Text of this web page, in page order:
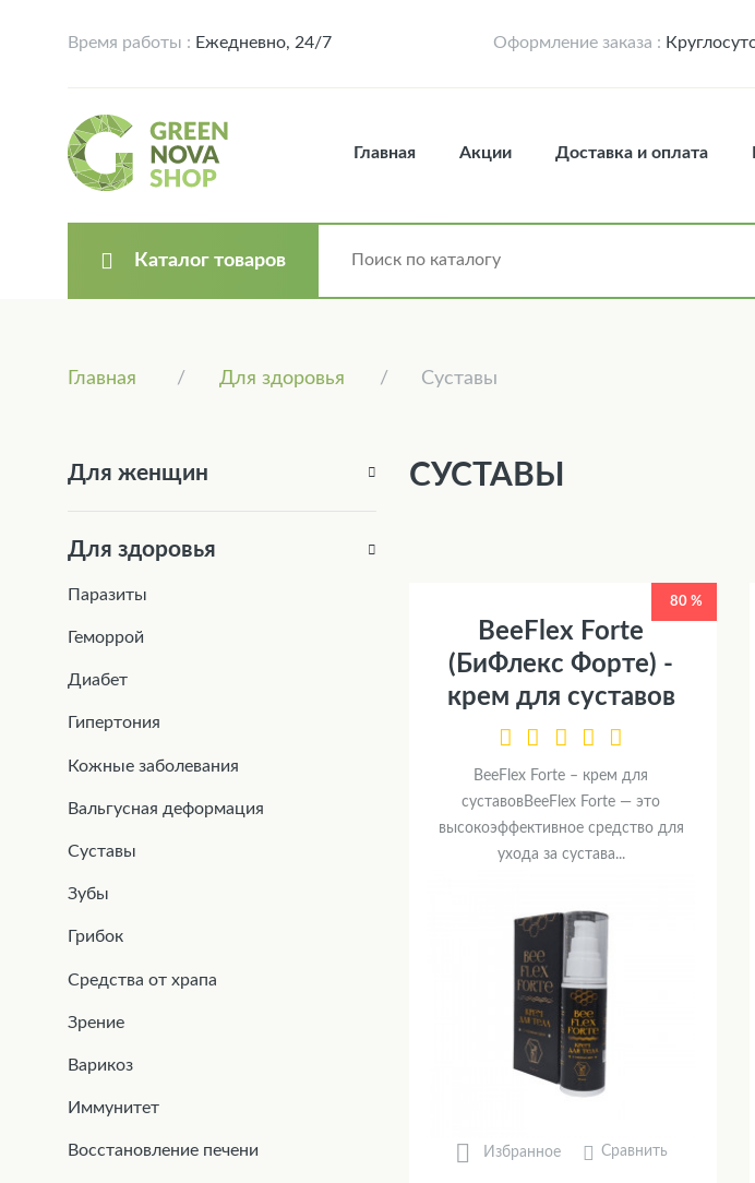
Время работы : Ежедневно, 24/7 Оформление заказа :
Главная Акции Доставка и оплата
Каталог товаров
Главная Для здоровья Суставы
СУСТАВЫ
80 %
BeeFlex Forte
(БиФлекс Форте) -
крем для суставов
BeeFlex Forte – крем для
суставовBeeFlex Forte — это
высокоэффективное средство для
ухода за сустава...
Избранное Сравнить
Для женщин
Для здоровья
Паразиты
Геморрой
Диабет
Гипертония
Кожные заболевания
Вальгусная деформация
Суставы
Зубы
Грибок
Средства от храпа
Зрение
Варикоз
Иммунитет
Восстановление печени